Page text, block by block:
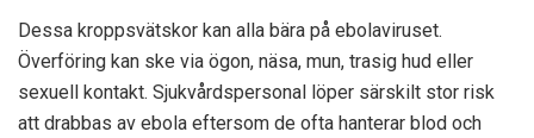
Dessa kroppsvätskor kan alla bära på ebolaviruset.
Överföring kan ske via ögon, näsa, mun, trasig hud eller
sexuell kontakt. Sjukvårdspersonal löper särskilt stor risk
att drabbas av ebola eftersom de ofta hanterar blod och